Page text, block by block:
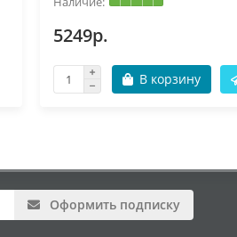
5249р.
В корзину
Оформить подписку